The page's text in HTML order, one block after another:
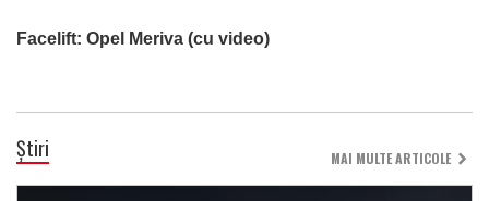
Facelift: Opel Meriva (cu video)
Știri MAI MULTE ARTICOLE